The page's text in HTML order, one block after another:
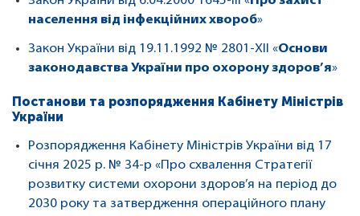
населення від інфекційних хвороб»
Закон України від 19.11.1992 № 2801-XII «Основи
законодавства України про охорону здоров’я»
Постанови та розпорядження Кабінету Міністрів
України
Розпорядження Кабінету Міністрів України від 17
січня 2025 р. № 34-р «Про схвалення Стратегії
розвитку системи охорони здоров’я на період до
2030 року та затвердження операційного плану